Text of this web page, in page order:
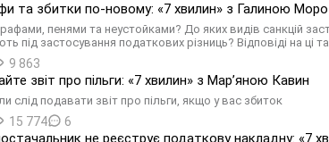
та збитки по-новому: «7 хвилин» з Галиною
пенями та неустойками? До яких видів санкцій
під застосування податкових різниць? Відповіді на ці
9 863
звіт про пільги: «7 хвилин» з Мар’яною Кавин
слід подавати звіт про пільги, якщо у вас збиток
15 774 6
не реєструє податкову накладну: «7